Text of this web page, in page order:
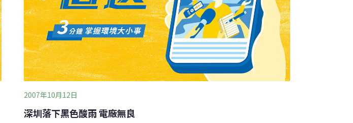
2007年10月12日
深圳落下黑色酸雨 電廠無良